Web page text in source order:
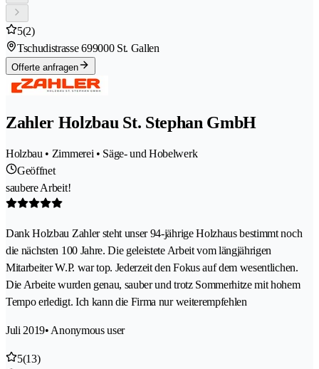
5(2)
Tschudistrasse 699000 St. Gallen
Offerte anfragen
Zahler Holzbau St. Stephan GmbH
Holzbau • Zimmerei • Säge- und Hobelwerk
Geöffnet
saubere Arbeit!
Dank Holzbau Zahler steht unser 94-jährige Holzhaus bestimmt noch
die nächsten 100 Jahre. Die geleistete Arbeit vom längjährigen
Mitarbeiter W.P. war top. Jederzeit den Fokus auf dem wesentlichen.
Die Arbeite wurden genau, sauber und trotz Sommerhitze mit hohem
Tempo erledigt. Ich kann die Firma nur weiterempfehlen
Juli 2019• Anonymous user
5(13)